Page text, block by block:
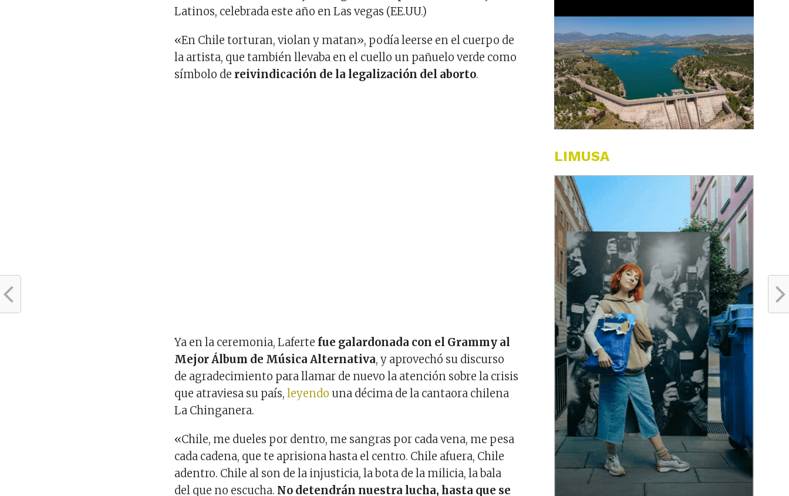
Latinos, celebrada este año en Las vegas (EE.UU.)
«En Chile torturan, violan y matan», podía leerse en el cuerpo de
la artista, que también llevaba en el cuello un pañuelo verde como
símbolo de reivindicación de la legalización del aborto.
Ya en la ceremonia, Laferte fue galardonada con el Grammy al
Mejor Álbum de Música Alternativa, y aprovechó su discurso
de agradecimiento para llamar de nuevo la atención sobre la crisis
que atraviesa su país,leyendo una décima de la cantaora chilena
La Chinganera.
«Chile, me dueles por dentro, me sangras por cada vena, me pesa
cada cadena, que te aprisiona hasta el centro. Chile afuera, Chile
adentro. Chile al son de la injusticia, la bota de la milicia, la bala
del que no escucha. No detendrán nuestra lucha, hasta que se
LIMUSA